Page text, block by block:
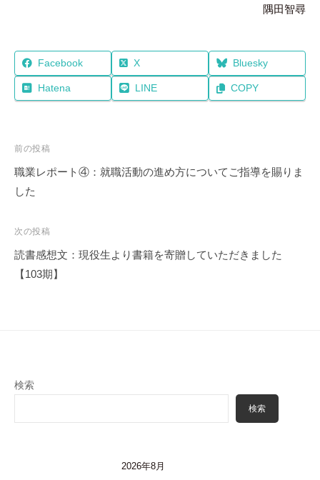
隅田智尋
Facebook X Bluesky
Hatena LINE COPY
投
稿
ナ
ゲ
ー
シ
前の投稿
職業レポート④：就職活動の進め方についてご指導を賜りま
した
次の投稿
読書感想文：現役生より書籍を寄贈していただきました
【103期】
検索
検索
2026年8月